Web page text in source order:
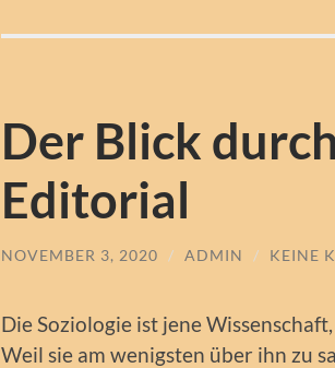
Der Blick
Editorial
NOVEMBER 3, 2020 / ADMIN / KEINE
Die Soziologie ist jene
Weil sie am wenigsten über ihn zu